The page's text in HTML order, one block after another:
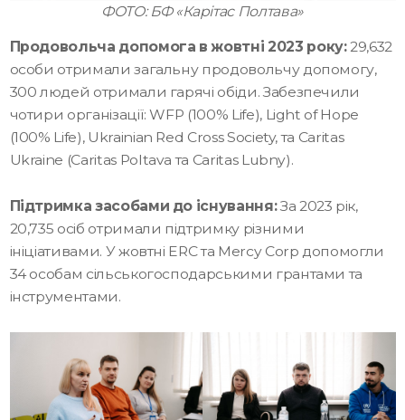
ФОТО: БФ «Карітас Полтава»
Продовольча допомога в жовтні 2023 року:29,632
особи отримали загальну продовольчу допомогу,
300 людей отримали гарячі обіди. Забезпечили
чотири організації: WFP (100% Life), Light of Hope
(100% Life), Ukrainian Red Cross Society, та Caritas
Ukraine (Caritas Poltava та Caritas Lubny).
Підтримка засобами до існування:За 2023 рік,
20,735 осіб отримали підтримку різними
ініціативами. У жовтні ERC та Mercy Corp допомогли
34 особам сільськогосподарськими грантами та
інструментами.